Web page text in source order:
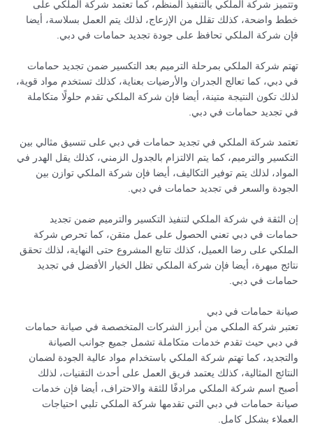
وتتميز شركة الملكي بالتنفيذ المنظم، كما تعتمد شركة الملكي على
خطط واضحة، كذلك تقلل من الإزعاج، لذلك يتم العمل بسلاسة، أيضا
فإن شركة الملكي تحافظ على جودة تجديد حمامات في دبي.
تهتم شركة الملكي بمرحلة الترميم بعد التكسير ضمن تجديد حمامات
في دبي، كما تعالج الجدران والأرضيات بعناية، كذلك تستخدم مواد قوية،
لذلك تكون النتيجة متينة، أيضا فإن شركة الملكي تقدم حلولًا متكاملة
في تجديد حمامات في دبي.
تعتمد شركة الملكي في تجديد حمامات في دبي على تنسيق مثالي بين
التكسير والترميم، كما يتم الالتزام بالجدول الزمني، كذلك يقل الهدر في
المواد، لذلك يتم توفير التكاليف، أيضا فإن شركة الملكي توازن بين
الجودة والسعر في تجديد حمامات في دبي.
إن الثقة في شركة الملكي لتنفيذ التكسير والترميم ضمن تجديد
حمامات في دبي تعني الحصول على عمل متقن، كما تحرص شركة
الملكي على رضا العميل، كذلك تتابع المشروع حتى النهاية، لذلك تحقق
نتائج مبهرة، أيضا فإن شركة الملكي تظل الخيار الأفضل في تجديد
حمامات في دبي.
صيانة حمامات في دبي
تعتبر شركة الملكي من أبرز الشركات المتخصصة في صيانة حمامات
في دبي حيث تقدم خدمات متكاملة تشمل جميع جوانب الصيانة
والتجديد، كما تهتم شركة الملكي باستخدام مواد عالية الجودة لضمان
النتائج المثالية، كذلك يعتمد فريق العمل على أحدث التقنيات، لذلك
أصبح اسم شركة الملكي مرادفًا للثقة والاحتراف، أيضا فإن خدمات
صيانة حمامات في دبي التي تقدمها شركة الملكي تلبي احتياجات
العملاء بشكل كامل.